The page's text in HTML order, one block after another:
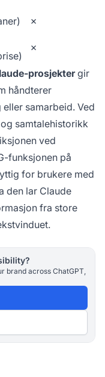
✗
✗
prosjektergir
håndterer
samarbeid. Ved
samtalehistorikk
ved
funksjonen på
for brukere med
den lar Claude
fra store
brand across ChatGPT,